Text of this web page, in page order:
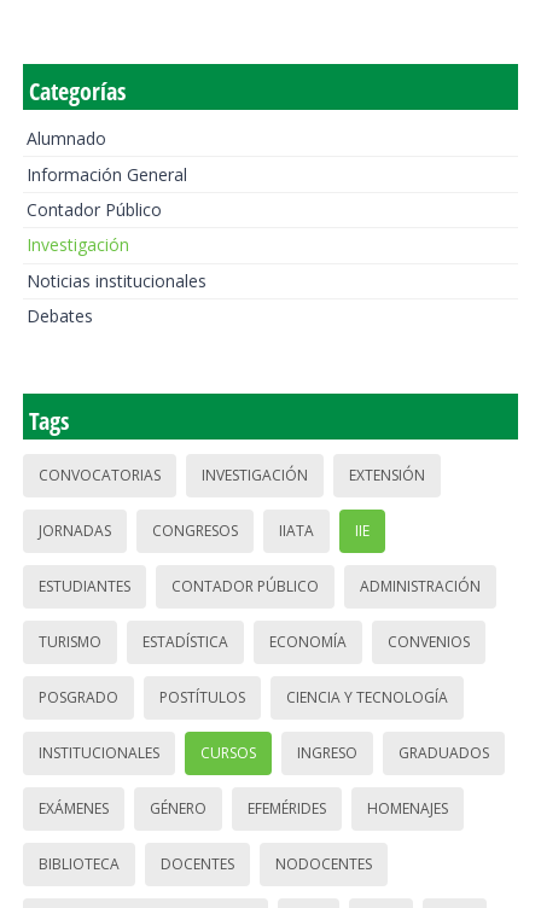
Categorías
Alumnado
Información General
Contador Público
Investigación
Noticias institucionales
Debates
Tags
CONVOCATORIAS INVESTIGACIÓN EXTENSIÓN
JORNADAS CONGRESOS IIATA IIE
ESTUDIANTES CONTADOR PÚBLICO ADMINISTRACIÓN
TURISMO ESTADÍSTICA ECONOMÍA CONVENIOS
POSGRADO POSTÍTULOS CIENCIA Y TECNOLOGÍA
INSTITUCIONALES CURSOS INGRESO GRADUADOS
EXÁMENES GÉNERO EFEMÉRIDES HOMENAJES
BIBLIOTECA DOCENTES NODOCENTES